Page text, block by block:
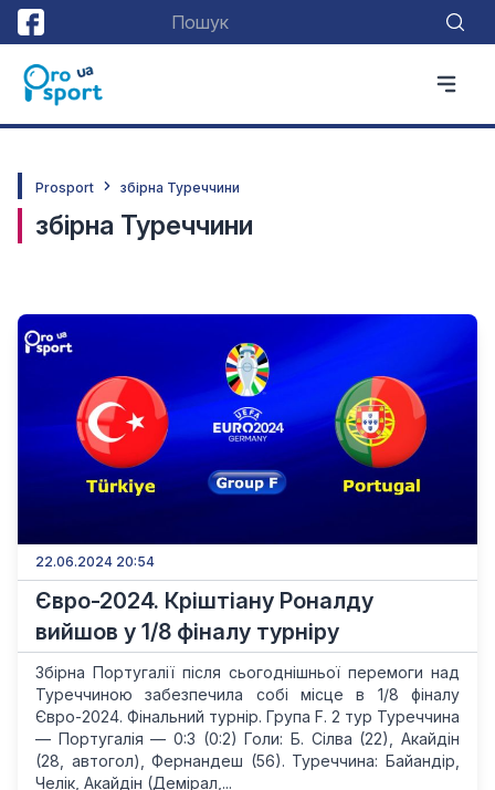
Prosport збірна Туреччини
збірна Туреччини
22.06.2024 20:54
Євро-2024. Кріштіану Роналду
вийшов у 1/8 фіналу турніру
Збірна Португалії після сьогоднішньої перемоги над
Туреччиною забезпечила собі місце в 1/8 фіналу
Євро-2024. Фінальний турнір. Група F. 2 тур Туреччина
— Португалія — 0:3 (0:2) Голи: Б. Сілва (22), Акайдін
(28, автогол), Фернандеш (56). Туреччина: Байандір,
Челік, Акайдін (Демірал,...